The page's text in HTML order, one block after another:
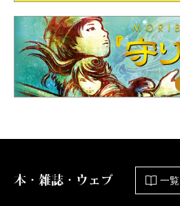
本・雑誌・ウェブ 一覧